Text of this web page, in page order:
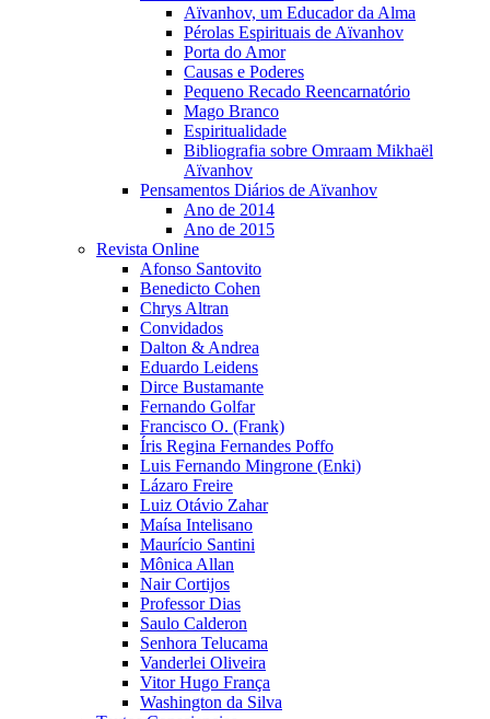
Aïvanhov, um Educador da Alma
Pérolas Espirituais de Aïvanhov
Porta do Amor
Causas e Poderes
Pequeno Recado Reencarnatório
Mago Branco
Espiritualidade
Bibliografia sobre Omraam Mikhaël
Aïvanhov
Pensamentos Diários de Aïvanhov
Ano de 2014
Ano de 2015
Revista Online
Afonso Santovito
Benedicto Cohen
Chrys Altran
Convidados
Dalton & Andrea
Eduardo Leidens
Dirce Bustamante
Fernando Golfar
Francisco O. (Frank)
Íris Regina Fernandes Poffo
Luis Fernando Mingrone (Enki)
Lázaro Freire
Luiz Otávio Zahar
Maísa Intelisano
Maurício Santini
Mônica Allan
Nair Cortijos
Professor Dias
Saulo Calderon
Senhora Telucama
Vanderlei Oliveira
Vitor Hugo França
Washington da Silva